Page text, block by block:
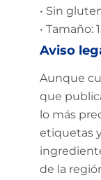
• Sin
• Tamaño:
Aviso
Aunque
que
lo más
etiquetas
de la